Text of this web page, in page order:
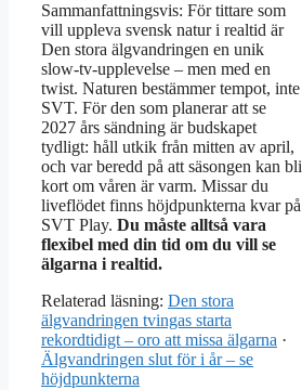
Sammanfattningsvis: För tittare som
vill uppleva svensk natur i realtid är
Den stora älgvandringen en unik
slow-tv-upplevelse – men med en
twist. Naturen bestämmer tempot, inte
SVT. För den som planerar att se
2027 års sändning är budskapet
tydligt: håll utkik från mitten av april,
och var beredd på att säsongen kan bli
kort om våren är varm. Missar du
liveflödet finns höjdpunkterna kvar på
SVT Play. Du måste alltså vara
flexibel med din tid om du vill se
älgarna i realtid.
Relaterad läsning: Den stora
älgvandringen tvingas starta
rekordtidigt – oro att missa älgarna ·
Älgvandringen slut för i år – se
höjdpunkterna